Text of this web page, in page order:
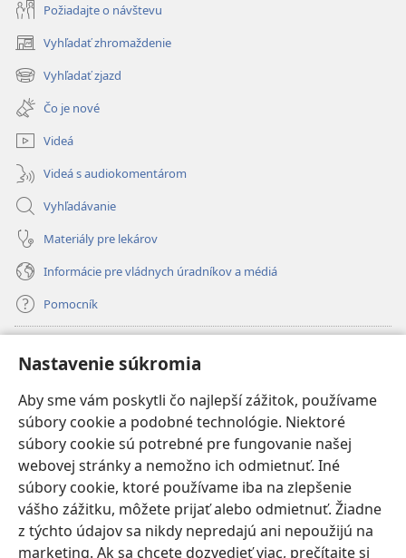
Nastavenie súkromia
Aby sme vám poskytli čo najlepší zážitok, používame
súbory cookie a podobné technológie. Niektoré
súbory cookie sú potrebné pre fungovanie našej
webovej stránky a nemožno ich odmietnuť. Iné
súbory cookie, ktoré používame iba na zlepšenie
vášho zážitku, môžete prijať alebo odmietnuť. Žiadne
z týchto údajov sa nikdy nepredajú ani nepoužijú na
marketing. Ak sa chcete dozvedieť viac, prečítajte si
Požiadajte o návštevu
Vyhľadať zhromaždenie
(otvorí
nové
okno)
Vyhľadať zjazd
(otvorí
nové
okno)
Čo je nové
Videá
Videá s audiokomentárom
Vyhľadávanie
Materiály pre lekárov
Informácie pre vládnych úradníkov a médiá
Pomocník
(otvorí
nové
okno)
INTERNETOVÁ KNIŽNICA Strážnej veže
(otvorí
nové
okno)JW Hub ®
(otvorí
nové
okno)JW Library
Watchtower Library